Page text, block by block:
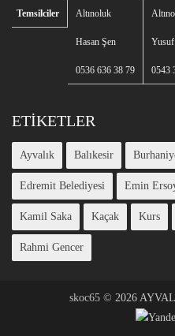
Temsilciler Altınoluk
Hasan Şen
0536 636 38 79 0543
ETIKETLER
Ayvalık Balıkesir
Edremit Belediyesi Emin
Kamil Saka Kaçak Kurs
Rahmi Gencer
skoc65 © 2026